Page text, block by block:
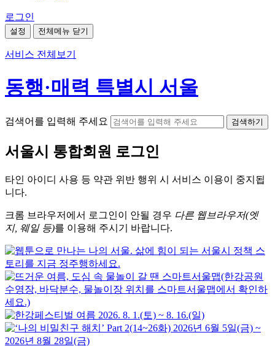
로그인
설정 전체메뉴 닫기
서비스 전체보기
동행·매력 특별시 서울
검색어를 입력해 주세요 검색하기
서울시 통합회원 로그인
타인 아이디 사용 등 약관 위반 행위 시 서비스 이용이 중지됩
니다.
크롬 브라우저에서 로그인이 안될 경우 다른 웹브라우저(엣
지, 웨일 등)를 이용해 주시기 바랍니다.